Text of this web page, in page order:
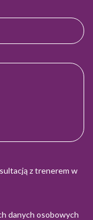
z trenerem w
danych osobowych